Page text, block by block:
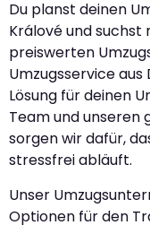
Du planst deinen
Králové und suchst
preiswerten
Umzugsservice
Lösung für deinen
Team und
sorgen wir dafür,
stressfrei abläuft.
Unser
Optionen für den